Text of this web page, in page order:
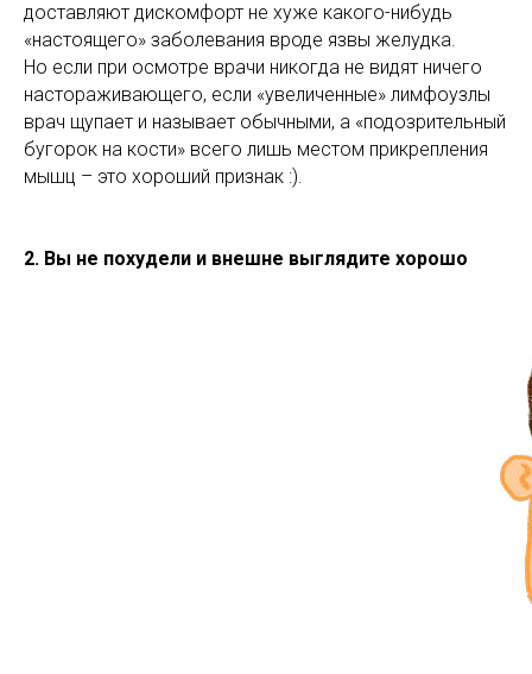
доставляют дискомфорт не хуже какого-нибудь
«настоящего» заболевания вроде язвы желудка.
Но если при осмотре врачи никогда не видят ничего
настораживающего, если «увеличенные» лимфоузлы
врач щупает и называет обычными, а «подозрительный
бугорок на кости» всего лишь местом прикрепления
мышц – это хороший признак :).
2. Вы не похудели и внешне выглядите хорошо